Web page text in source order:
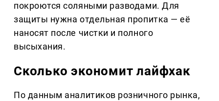
покроются соляными разводами. Для
защиты нужна отдельная пропитка — её
наносят после чистки и полного
высыхания.
Сколько экономит лайфхак
По данным аналитиков розничного рынка,